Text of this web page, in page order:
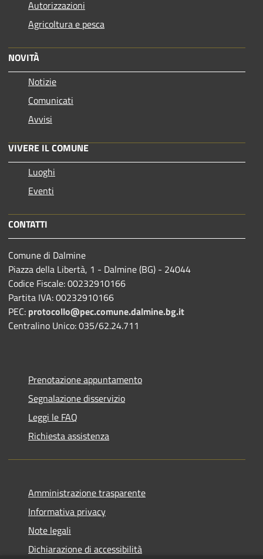
Autorizzazioni
Agricoltura e pesca
NOVITÀ
Notizie
Comunicati
Avvisi
VIVERE IL COMUNE
Luoghi
Eventi
CONTATTI
Comune di Dalmine
Piazza della Libertà, 1 - Dalmine (BG) - 24044
Codice Fiscale: 00232910166
Partita IVA: 00232910166
PEC: protocollo@pec.comune.dalmine.bg.it
Centralino Unico: 035/62.24.711
Prenotazione appuntamento
Segnalazione disservizio
Leggi le FAQ
Richiesta assistenza
Amministrazione trasparente
Informativa privacy
Note legali
Dichiarazione di accessibilità